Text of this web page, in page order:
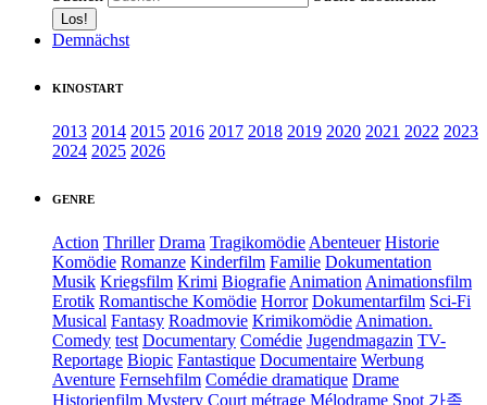
Demnächst
KINOSTART
2013 2014 2015 2016 2017 2018 2019 2020 2021 2022 2023
2024 2025 2026
GENRE
Action Thriller Drama Tragikomödie Abenteuer Historie
Komödie Romanze Kinderfilm Familie Dokumentation
Musik Kriegsfilm Krimi Biografie Animation Animationsfilm
Erotik Romantische Komödie Horror Dokumentarfilm Sci-Fi
Musical Fantasy Roadmovie Krimikomödie Animation.
Comedy test Documentary Comédie Jugendmagazin TV-
Reportage Biopic Fantastique Documentaire Werbung
Aventure Fernsehfilm Comédie dramatique Drame
Historienfilm Mystery Court métrage Mélodrame Spot 가족